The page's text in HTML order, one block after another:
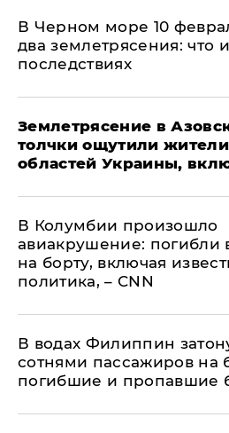
В Черном море 10
два землетрясения: что
последствиях
Землетрясение в
толчки ощутили
областей Украины,
В Колумбии произошло
авиакрушение: погибли
на борту, включая
политика, – CNN
В водах Филиппин
сотнями пассажиров на
погибшие и пропавшие